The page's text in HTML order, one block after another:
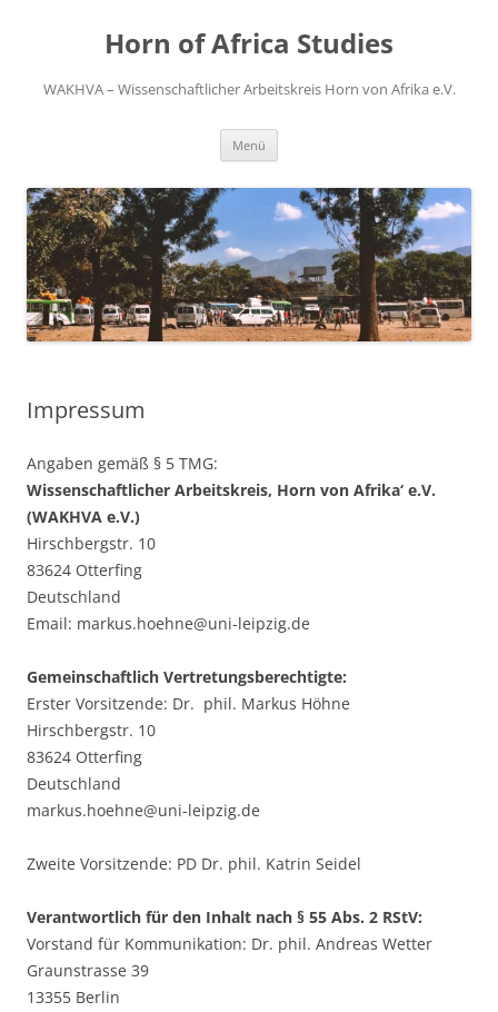
Horn of Africa Studies
WAKHVA – Wissenschaftlicher Arbeitskreis Horn von Afrika e.V.
Menü
Impressum
Angaben gemäß § 5 TMG:
Wissenschaftlicher Arbeitskreis‚ Horn von Afrika‘ e.V.
(WAKHVA e.V.)
Hirschbergstr. 10
83624 Otterfing
Deutschland
Email: markus.hoehne@uni-leipzig.de
Gemeinschaftlich Vertretungsberechtigte:
Erster Vorsitzende: Dr. phil. Markus Höhne
Hirschbergstr. 10
83624 Otterfing
Deutschland
markus.hoehne@uni-leipzig.de
Zweite Vorsitzende: PD Dr. phil. Katrin Seidel
Verantwortlich für den Inhalt nach § 55 Abs. 2 RStV:
Vorstand für Kommunikation: Dr. phil. Andreas Wetter
Graunstrasse 39
13355 Berlin